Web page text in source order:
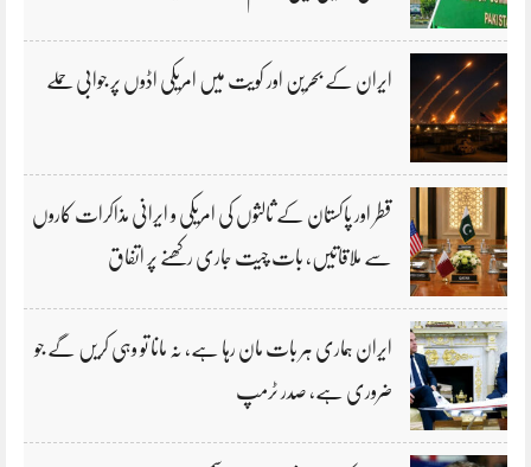
ایران کے بحرین اور کویت میں امریکی اڈوں پر جوابی حملے
قطر اور پاکستان کے ثالثوں کی امریکی و ایرانی مذاکرات کاروں
سے ملاقاتیں، بات چیت جاری رکھنے پر اتفاق
ایران ہماری ہر بات مان رہا ہے، نہ مانا تو وہی کریں گے جو
ضروری ہے، صدر ٹرمپ